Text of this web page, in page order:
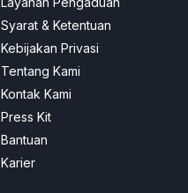
Syarat & Ketentuan
Kebijakan Privasi
Tentang Kami
Kontak Kami
Press Kit
Bantuan
Karier